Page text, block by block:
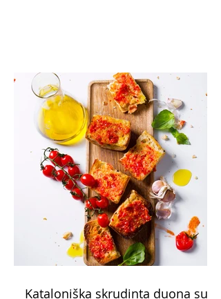
Kataloniška skrudinta duona su